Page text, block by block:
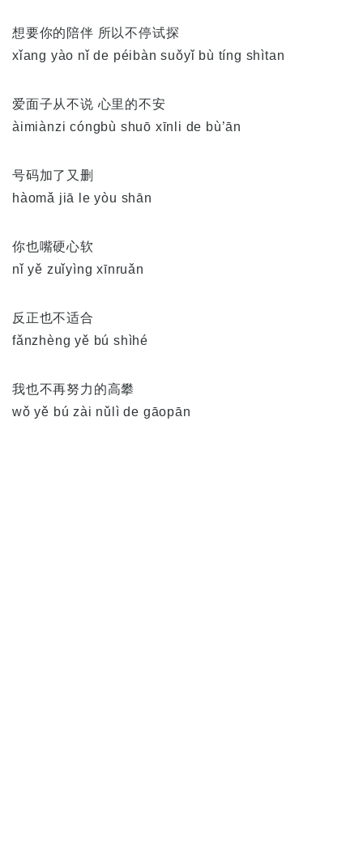
想要你的陪伴 所以不停试探
xǐang yào nǐ de péibàn suǒyǐ bù tíng shìtan
爱面子从不说 心里的不安
àimiànzi cóngbù shuō xīnli de bù’ān
号码加了又删
hàomǎ jiā le yòu shān
你也嘴硬心软
nǐ yě zuǐyìng xīnruǎn
反正也不适合
fǎnzhèng yě bú shìhé
我也不再努力的高攀
wǒ yě bú zài nǔlì de gāopān